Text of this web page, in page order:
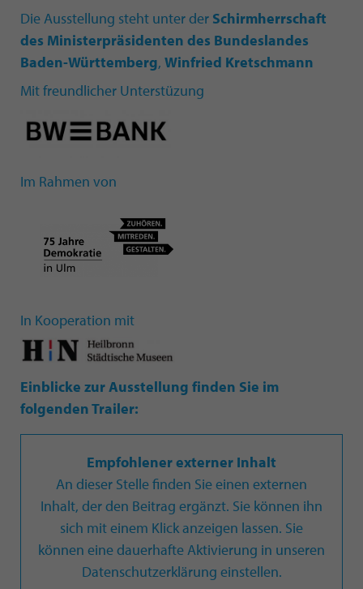
Die Ausstellung steht unter der Schirmherrschaft
des Ministerpräsidenten des Bundeslandes
Baden-Württemberg, Winfried Kretschmann
Mit freundlicher Unterstüzung
Im Rahmen von
In Kooperation mit
Einblicke zur Ausstellung finden Sie im
folgenden Trailer:
Empfohlener externer Inhalt
An dieser Stelle finden Sie einen externen
Inhalt, der den Beitrag ergänzt. Sie können ihn
sich mit einem Klick anzeigen lassen. Sie
können eine dauerhafte Aktivierung in unseren
Datenschutzerklärung einstellen.